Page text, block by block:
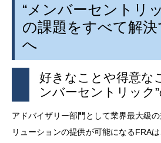
“メンバーセントリ
の課題をすべて解
へ
好きなことや得意な
ンバーセントリック
アドバイザリー部門として業界最大級
リューションの提供が可能になるFRA